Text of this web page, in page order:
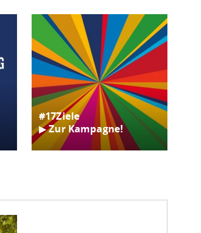
#17Ziele
▶ Zur Kampagne!